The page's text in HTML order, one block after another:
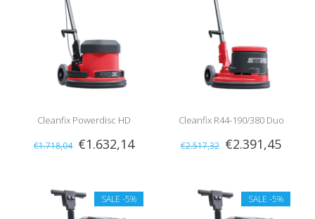
Cleanfix Powerdisc HD
€1.718,04 €1.632,14
Cleanfix R44-190/380 Duo
Speed
€2.517,32 €2.391,45
SALE -5% SALE -5%